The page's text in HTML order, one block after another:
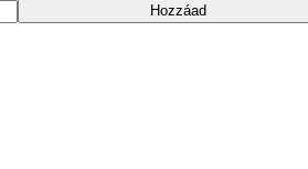
Hozzáad